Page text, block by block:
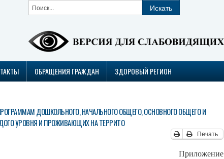
ОБРАЩЕНИЯ ГРАЖДАН
ЗДОРОВЫЙ РЕГИОН
ДОШКОЛЬНОГО, НАЧАЛЬНОГО ОБЩЕГО, ОСНОВНОГО ОБЩЕГО И
УРОВНЯ И ПРОЖИВАЮЩИХ НА ТЕРРИТО
Печать
Приложение